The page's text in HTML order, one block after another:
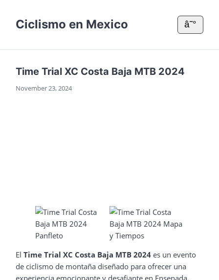
Ciclismo en Mexico â˜°
Time Trial XC Costa Baja MTB 2024
November 23, 2024
El Time Trial XC Costa Baja MTB 2024 es un evento
de ciclismo de montaña diseñado para ofrecer una